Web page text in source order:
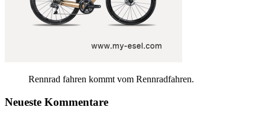
Rennrad fahren kommt vom Rennradfahren.
Neueste Kommentare